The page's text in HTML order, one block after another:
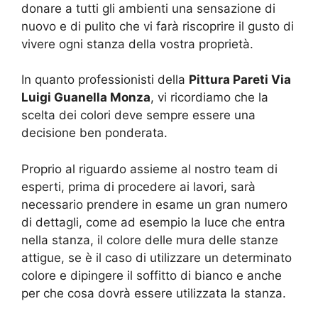
donare a tutti gli ambienti una sensazione di
nuovo e di pulito che vi farà riscoprire il gusto di
vivere ogni stanza della vostra proprietà.
In quanto professionisti della Pittura Pareti Via
Luigi Guanella Monza, vi ricordiamo che la
scelta dei colori deve sempre essere una
decisione ben ponderata.
Proprio al riguardo assieme al nostro team di
esperti, prima di procedere ai lavori, sarà
necessario prendere in esame un gran numero
di dettagli, come ad esempio la luce che entra
nella stanza, il colore delle mura delle stanze
attigue, se è il caso di utilizzare un determinato
colore e dipingere il soffitto di bianco e anche
per che cosa dovrà essere utilizzata la stanza.